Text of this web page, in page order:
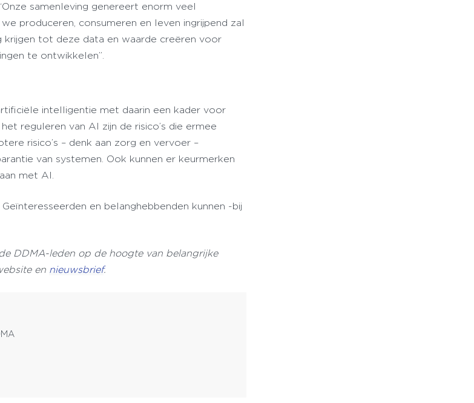
samenleving genereert enorm veel
produceren, consumeren en leven ingrijpend zal
krijgen tot deze data en waarde creëren voor
te ontwikkelen”.
intelligentie met daarin een kader voor
reguleren van AI zijn de risico’s die ermee
risico’s – denk aan zorg en vervoer –
van systemen. Ook kunnen er keurmerken
met AI.
en belanghebbenden kunnen -bij
DDMA-leden op de hoogte van belangrijke
en nieuwsbrief.